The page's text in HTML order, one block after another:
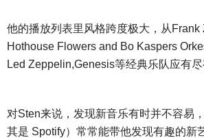
他的播放列表里风格跨度极大，从 Frank
Hothouse Flowers and Bo Kaspers
Led Zeppelin,Genesis等经典乐队应有尽
对Sten来说，发现新音乐有时并不容易
其是 Spotify）常常能带他发现有趣的新